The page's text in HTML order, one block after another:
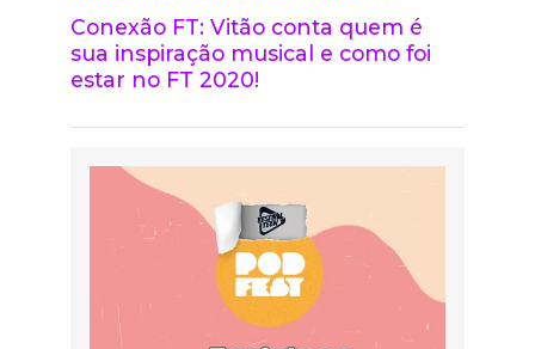
Conexão FT: Vitão conta quem é
sua inspiração musical e como foi
estar no FT 2020!